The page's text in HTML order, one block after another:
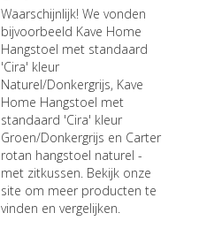
Waarschijnlijk! We vonden
bijvoorbeeld Kave Home
Hangstoel met standaard
'Cira' kleur
Naturel/Donkergrijs, Kave
Home Hangstoel met
standaard 'Cira' kleur
Groen/Donkergrijs en Carter
rotan hangstoel naturel -
met zitkussen. Bekijk onze
site om meer producten te
vinden en vergelijken.